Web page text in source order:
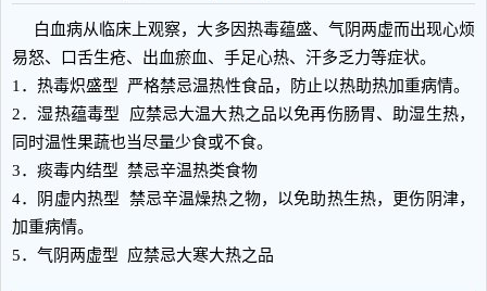
白血病从临床上观察，大多因热毒蕴盛、气阴两虚而出现心烦
易怒、口舌生疮、出血瘀血、手足心热、汗多乏力等症状。
1．热毒炽盛型 严格禁忌温热性食品，防止以热助热加重病情。
2．湿热蕴毒型 应禁忌大温大热之品以免再伤肠胃、助湿生热，
同时温性果蔬也当尽量少食或不食。
3．痰毒内结型 禁忌辛温热类食物
4．阴虚内热型 禁忌辛温燥热之物，以免助热生热，更伤阴津，
加重病情。
5．气阴两虚型 应禁忌大寒大热之品